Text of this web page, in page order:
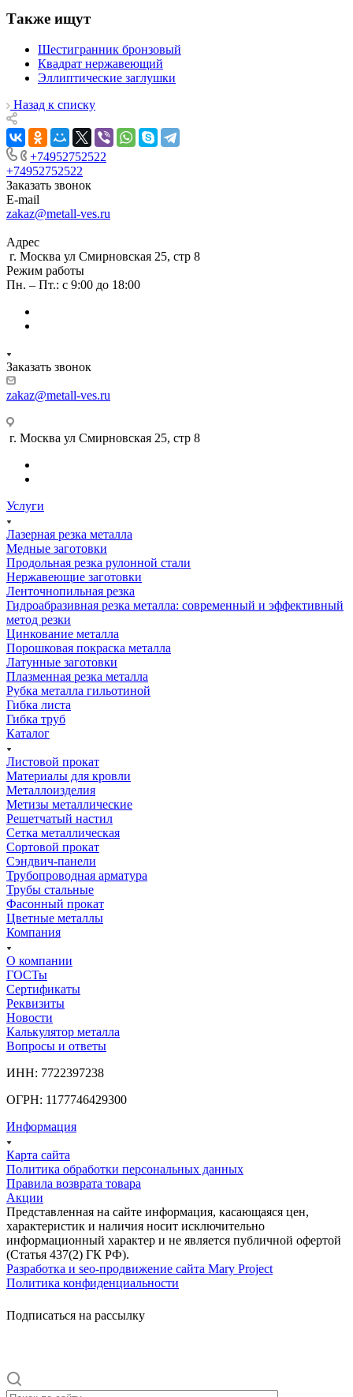
Также ищут
Шестигранник бронзовый
Квадрат нержавеющий
Эллиптические заглушки
Назад к списку
+74952752522
+74952752522
Заказать звонок
E-mail
zakaz@metall-ves.ru
Адрес
г. Москва ул Смирновская 25, стр 8
Режим работы
Пн. – Пт.: с 9:00 до 18:00
Заказать звонок
zakaz@metall-ves.ru
г. Москва ул Смирновская 25, стр 8
Услуги
Лазерная резка металла
Медные заготовки
Продольная резка рулонной стали
Нержавеющие заготовки
Ленточнопильная резка
Гидроабразивная резка металла: современный и эффективный
метод резки
Цинкование металла
Порошковая покраска металла
Латунные заготовки
Плазменная резка металла
Рубка металла гильотиной
Гибка листа
Гибка труб
Каталог
Листовой прокат
Материалы для кровли
Металлоизделия
Метизы металлические
Решетчатый настил
Сетка металлическая
Сортовой прокат
Сэндвич-панели
Трубопроводная арматура
Трубы стальные
Фасонный прокат
Цветные металлы
Компания
О компании
ГОСТы
Сертификаты
Реквизиты
Новости
Калькулятор металла
Вопросы и ответы
ИНН: 7722397238
ОГРН: 1177746429300
Информация
Карта сайта
Политика обработки персональных данных
Правила возврата товара
Акции
Представленная на сайте информация, касающаяся цен,
характеристик и наличия носит исключительно
информационный характер и не является публичной офертой
(Статья 437(2) ГК РФ).
Разработка и seo-продвижение сайта Mary Project
Политика конфиденциальности
Подписаться на рассылку